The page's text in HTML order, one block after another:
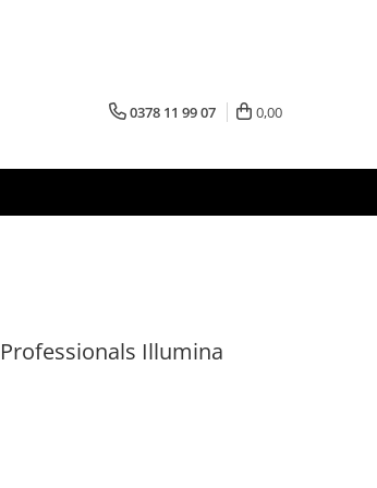
0378 11 99 07 0,00
Illumina